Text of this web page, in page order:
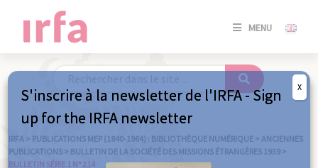
MENU
SE
/
IRFA > PUBLICATIONS MEP (1840-1964) : BIBLIOTHÈQUE NUMÉRIQUE > ANCIENNES
PUBLICATIONS > BULLETIN DE LA SOCIÉTÉ DES MISSIONS ÉTRANGÈRES 1939 >
BULLETIN SÉRIE 1 N° 214
S'inscrire à la newsletter de l'IRFA - Sign
up for the IRFA newsletter
X